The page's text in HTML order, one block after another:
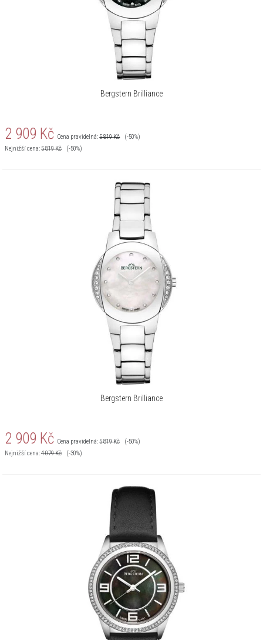
Bergstern Brilliance
2 909 Kč Cena pravidelná:5 819Kč
(-50%)
Nejnižší cena:5 819Kč (-50%)
Bergstern Brilliance
2 909 Kč Cena pravidelná:5 819Kč
(-50%)
Nejnižší cena:4 079Kč (-30%)